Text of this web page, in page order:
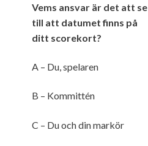
Vems ansvar är det att se
till att datumet finns på
ditt scorekort?
A – Du, spelaren
B – Kommittén
C – Du och din markör